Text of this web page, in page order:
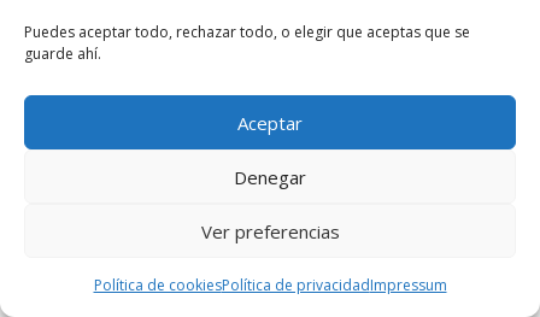
Puedes aceptar todo, rechazar todo, o elegir que aceptas que se
guarde ahí.
Aceptar
Denegar
Ver preferencias
Política de cookiesPolítica de privacidadImpressum